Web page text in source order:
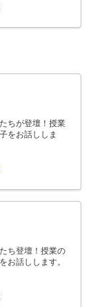
ちが登壇！授業
をお話ししま
ち登壇！授業の
話しします。